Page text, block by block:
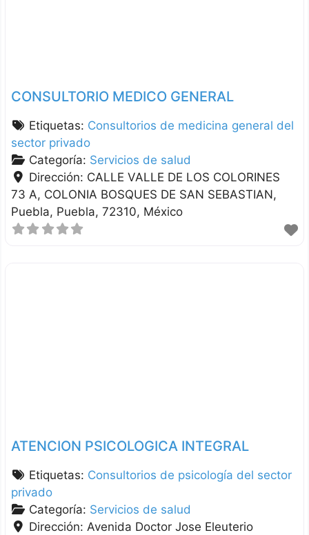
CONSULTORIO MEDICO GENERAL
Etiquetas: Consultorios de medicina general del
sector privado
Categoría: Servicios de salud
Dirección: CALLE VALLE DE LOS COLORINES
73 A, COLONIA BOSQUES DE SAN SEBASTIAN
Puebla Puebla 72310 México
ATENCION PSICOLOGICA INTEGRAL
Etiquetas: Consultorios de psicología del sector
privado
Categoría: Servicios de salud
Dirección: Avenida Doctor Jose Eleuterio